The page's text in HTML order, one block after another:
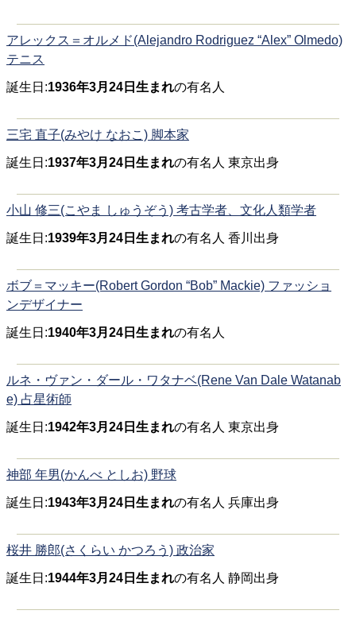
アレックス＝オルメド(Alejandro Rodriguez “Alex” Olmedo)
テニス
誕生日:1936年3月24日生まれの有名人
三宅 直子(みやけ なおこ) 脚本家
誕生日:1937年3月24日生まれの有名人 東京出身
小山 修三(こやま しゅうぞう) 考古学者、文化人類学者
誕生日:1939年3月24日生まれの有名人 香川出身
ボブ＝マッキー(Robert Gordon “Bob” Mackie) ファッショ
ンデザイナー
誕生日:1940年3月24日生まれの有名人
ルネ・ヴァン・ダール・ワタナベ(Rene Van Dale Watanab
e) 占星術師
誕生日:1942年3月24日生まれの有名人 東京出身
神部 年男(かんべ としお) 野球
誕生日:1943年3月24日生まれの有名人 兵庫出身
桜井 勝郎(さくらい かつろう) 政治家
誕生日:1944年3月24日生まれの有名人 静岡出身